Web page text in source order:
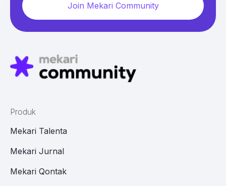
Join Mekari Community
Produk
Mekari Talenta
Mekari Jurnal
Mekari Qontak